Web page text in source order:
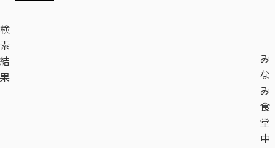
検
索
結
果
み
な
み
食
堂
中